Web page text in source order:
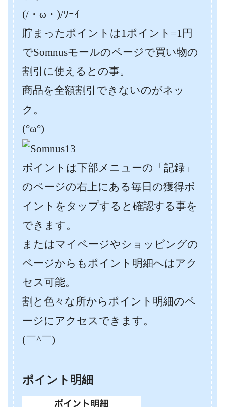
(/・ω・)/ﾜｰｲ
貯まったポイントは1ポイント=1円
でSomnusモールのページで買い物の
割引に使えるとの事。
商品を全額割引できないのがネッ
ク。
(°ω°)
ポイントは下部メニューの「記録」
のページの右上にある毎日の獲得ポ
イントをタップすると確認する事を
できます。
またはマイページやショッピングの
ページからもポイント明細へはアク
セス可能。
割と色々な所からポイント明細のペ
ージにアクセスできます。
(￣^￣)ゞ
ポイント明細